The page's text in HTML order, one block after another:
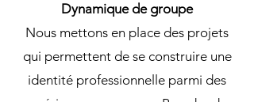
Dynamique de groupe
Nous mettons en place des projets
qui permettent de se construire une
identité professionnelle parmi des